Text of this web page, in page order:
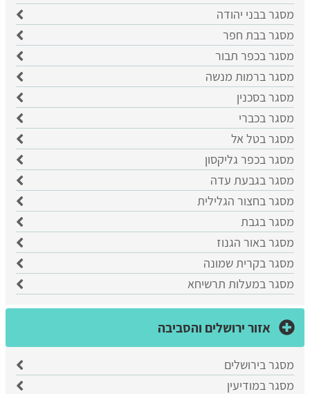
מסגר בבני יהודה
מסגר בבת חפר
מסגר בכפר תבור
מסגר ברמות מנשה
מסגר בסכנין
מסגר בכברי
מסגר בטל אל
מסגר בכפר גליקסון
מסגר בגבעת עדה
מסגר בחצור הגלילית
מסגר בגבת
מסגר באור הגנוז
מסגר בקרית שמונה
מסגר במעלות תרשיחא
אזור ירושלים והסביבה
מסגר בירושלים
מסגר במודיעין